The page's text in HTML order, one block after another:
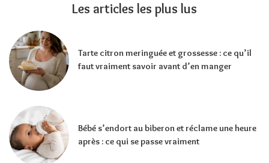
Les articles les plus lus
Tarte citron meringuée et grossesse : ce qu’il
faut vraiment savoir avant d’en manger
Bébé s’endort au biberon et réclame une heure
après : ce qui se passe vraiment